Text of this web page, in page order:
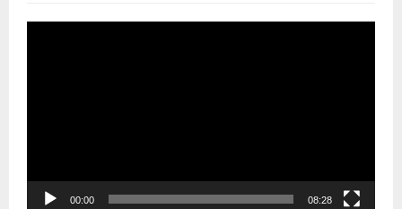
i
00:00 08:28